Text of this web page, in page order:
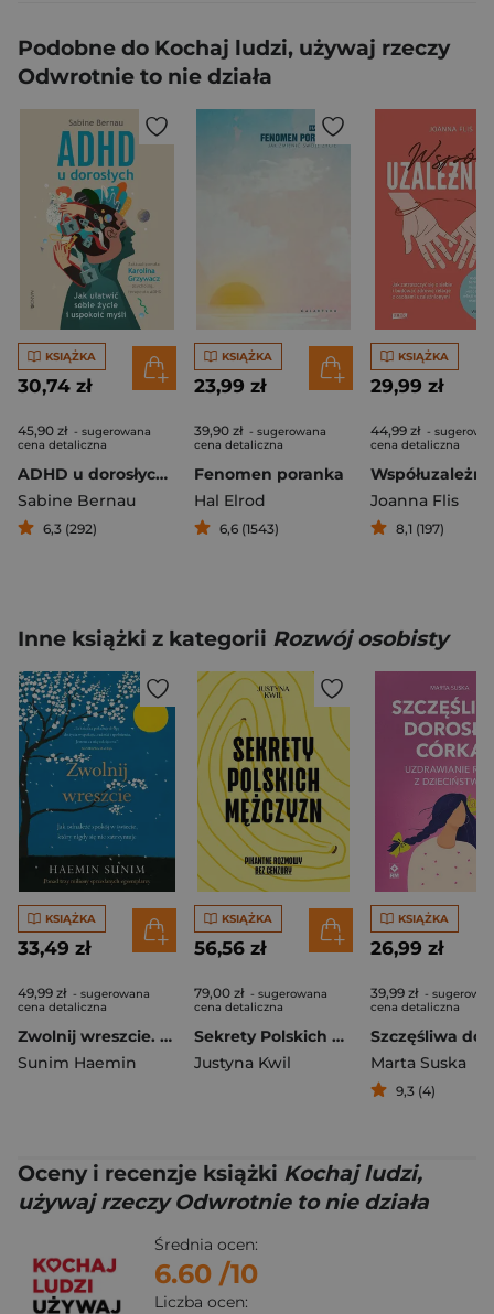
Podobne do Kochaj ludzi, używaj rzeczy
Odwrotnie to nie działa
KSIĄŻKA
30,74 zł
45,90 zł - sugerowana
cena detaliczna
ADHD u dorosłych Jak ułatwić sobie życie i uspokoić myśli
Sabine Bernau
6,3 (292)
KSIĄŻKA
23,99 zł
39,90 zł - sugerowana
cena detaliczna
Fenomen poranka
Hal Elrod
6,6 (1543)
KSIĄŻKA
29,99 zł
44,99 zł -
cena detaliczna
Joanna Flis
8,1 (197)
Inne książki z kategorii Rozwój osobisty
KSIĄŻKA
33,49 zł
49,99 zł - sugerowana
cena detaliczna
Zwolnij wreszcie. Jak odnaleźć spokój w świecie, który nigdy się nie zatrzymuje [wyd. 2026]
Sunim Haemin
KSIĄŻKA
56,56 zł
79,00 zł - sugerowana
cena detaliczna
Sekrety Polskich Mężczyzn. Pikantne rozmowy bez cenzury
Justyna Kwil
KSIĄŻKA
26,99 zł
39,99 zł -
cena detaliczna
Marta Suska
9,3 (4)
Oceny i recenzje książki Kochaj ludzi,
używaj rzeczy Odwrotnie to nie działa
Średnia ocen:
6.60 /10
Liczba ocen: